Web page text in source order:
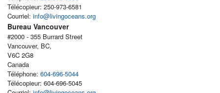
Télécopieur: 250-973-6581
Courriel: info@livingoceans.org
Bureau Vancouver
#2000 - 355 Burrard Street
Vancouver, BC,
V6C 2G8
Canada
Téléphone: 604-696-5044
Télécopieur: 604-696-5045